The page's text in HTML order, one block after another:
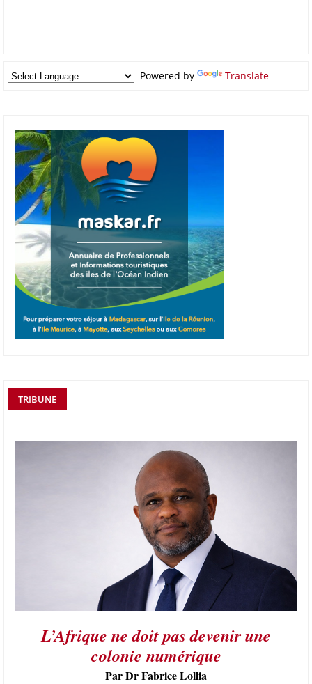
Powered by Translate
TRIBUNE
L’Afrique ne doit pas devenir une
colonie numérique
Par Dr Fabrice Lollia